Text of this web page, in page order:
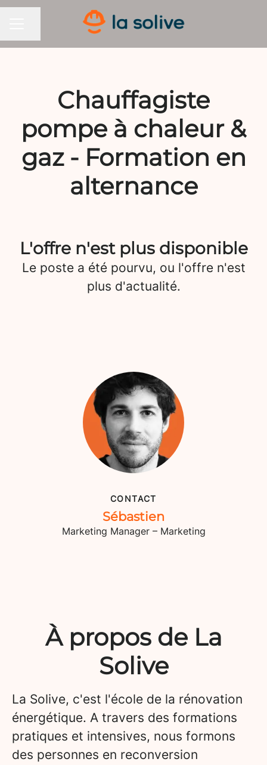
Partager la page
Chauffagiste
pompe à chaleur &
gaz - Formation en
alternance
L'offre n'est plus disponible
Le poste a été pourvu, ou l'offre n'est
plus d'actualité.
CONTACT
Sébastien
Marketing Manager – Marketing
À propos de La
Solive
La Solive, c'est l'école de la rénovation
énergétique. A travers des formations
pratiques et intensives, nous formons
des personnes en reconversion